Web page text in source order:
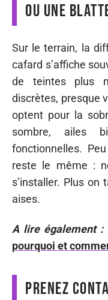
ou une
Sur le terrain, la
cafard s’affiche
de teintes plus
discrètes, presque
optent pour la
sombre, ailes
fonctionnelles.
reste le même :
s’installer. Plus on
aises.
A lire également :
pourquoi et
Prenez